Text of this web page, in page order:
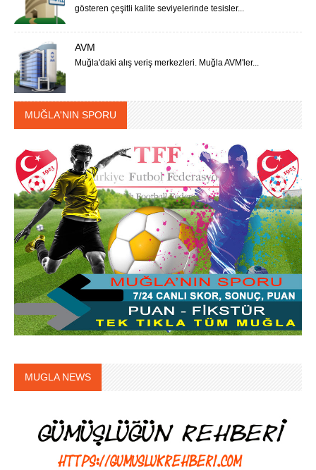
gösteren çeşitli kalite seviyelerinde tesisler...
AVM
Muğla'daki alış veriş merkezleri. Muğla AVM'ler...
MUĞLA'NIN SPORU
MUGLA NEWS